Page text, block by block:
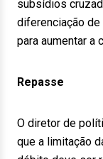
subsídios
diferenciação de
para aumentar a
Repasse
O diretor de
que a limitação